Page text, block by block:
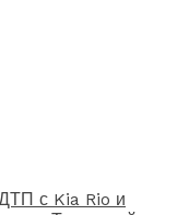
с Kia Rio и